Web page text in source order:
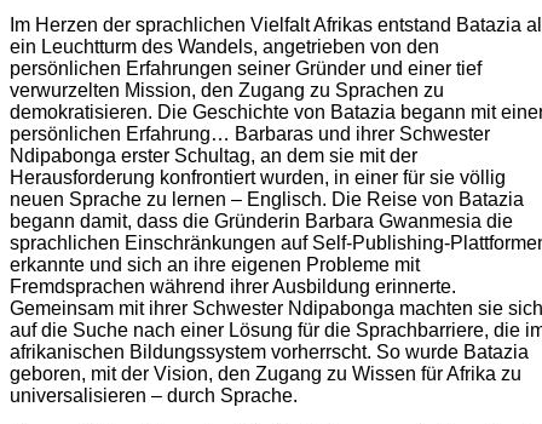
Im Herzen der sprachlichen Vielfalt Afrikas entstand Batazia
ein Leuchtturm des Wandels, angetrieben von den
persönlichen Erfahrungen seiner Gründer und einer tief
verwurzelten Mission, den Zugang zu Sprachen zu
demokratisieren. Die Geschichte von Batazia begann mit
persönlichen Erfahrung… Barbaras und ihrer Schwester
Ndipabonga erster Schultag, an dem sie mit der
Herausforderung konfrontiert wurden, in einer für sie völlig
neuen Sprache zu lernen – Englisch. Die Reise von Batazia
begann damit, dass die Gründerin Barbara Gwanmesia die
sprachlichen Einschränkungen auf Self-Publishing-
erkannte und sich an ihre eigenen Probleme mit
Fremdsprachen während ihrer Ausbildung erinnerte.
Gemeinsam mit ihrer Schwester Ndipabonga machten sie sich
auf die Suche nach einer Lösung für die Sprachbarriere, die
afrikanischen Bildungssystem vorherrscht. So wurde Batazia
geboren, mit der Vision, den Zugang zu Wissen für Afrika zu
universalisieren – durch Sprache.